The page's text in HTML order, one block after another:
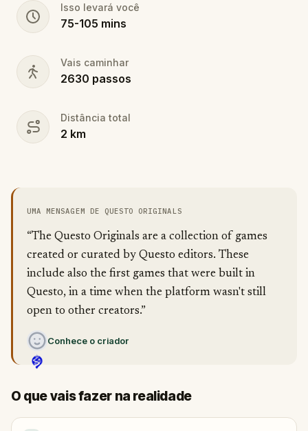
Isso levará você
75-105 mins
Vais caminhar
2630 passos
Distância total
2 km
UMA MENSAGEM DE QUESTO ORIGINALS
“The Questo Originals are a collection of games
created or curated by Questo editors. These
include also the first games that were built in
Questo, in a time when the platform wasn't still
open to other creators.”
Conhece o criador
O que vais fazer na realidade